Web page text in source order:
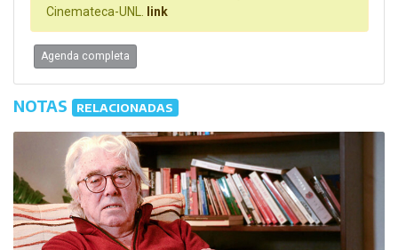
Cinemateca-UNL. link
Agenda completa
NOTAS RELACIONADAS